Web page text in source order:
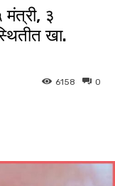
३
खा.
0
6158